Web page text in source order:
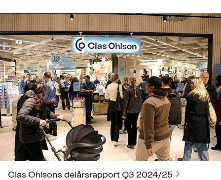
Clas Ohlsons delårsrapport Q3 2024/25